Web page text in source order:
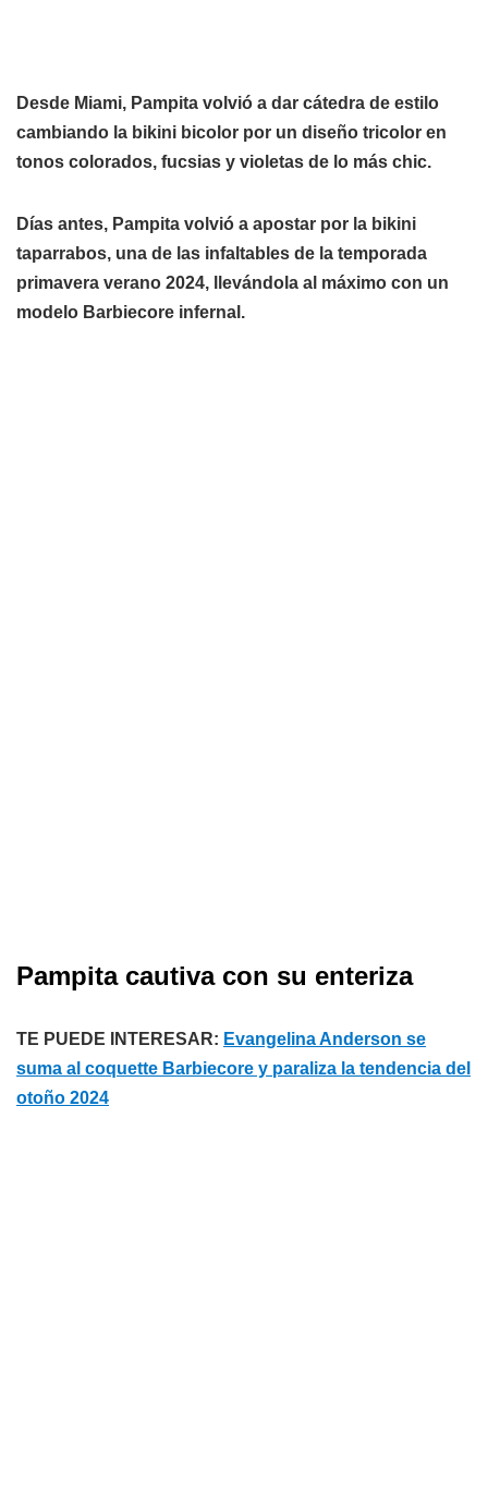
Desde Miami, Pampita volvió a dar cátedra de estilo
cambiando la bikini bicolor por un diseño tricolor en
tonos colorados, fucsias y violetas de lo más chic.
Días antes, Pampita volvió a apostar por la bikini
taparrabos, una de las infaltables de la temporada
primavera verano 2024, llevándola al máximo con un
modelo Barbiecore infernal.
Pampita cautiva con su enteriza
TE PUEDE INTERESAR: Evangelina Anderson se
suma al coquette Barbiecore y paraliza la tendencia del
otoño 2024